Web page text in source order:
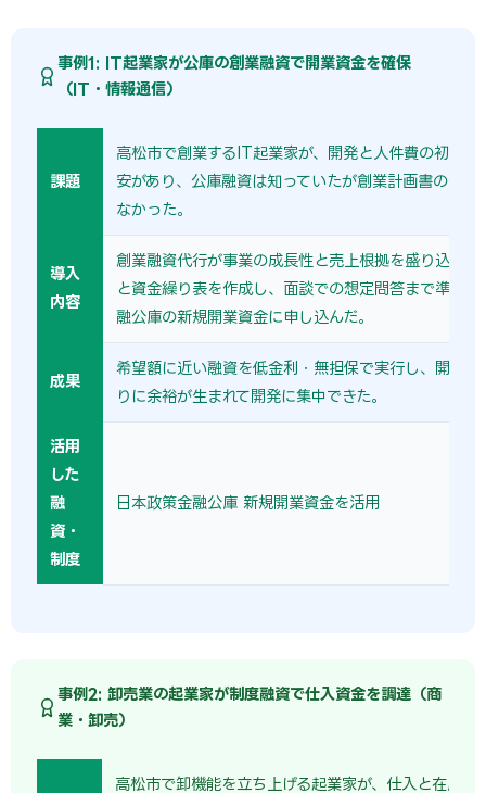
事例1: IT起業家が公庫の創業融資で開業資金を確保
（IT・情報通信）
課題
高松市で創業するIT起業家が、開発と人件費の初期資
安があり、公庫融資は知っていたが創業計画書の作り
なかった。
導入
内容
創業融資代行が事業の成長性と売上根拠を盛り込んだ
と資金繰り表を作成し、面談での想定問答まで準備。
融公庫の新規開業資金に申し込んだ。
成果
希望額に近い融資を低金利・無担保で実行し、開業初
りに余裕が生まれて開発に集中できた。
活用
した
融
資・
制度
日本政策金融公庫 新規開業資金を活用
事例2: 卸売業の起業家が制度融資で仕入資金を調達（商
業・卸売）
高松市で卸機能を立ち上げる起業家が、仕入と在庫の